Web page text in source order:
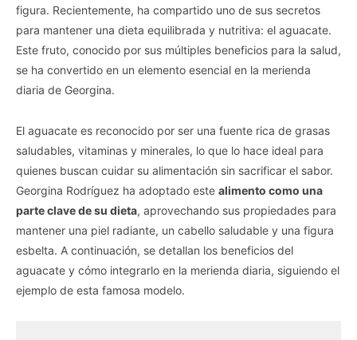
figura. Recientemente, ha compartido uno de sus secretos
para mantener una dieta equilibrada y nutritiva: el aguacate.
Este fruto, conocido por sus múltiples beneficios para la salud,
se ha convertido en un elemento esencial en la merienda
diaria de Georgina.
El aguacate es reconocido por ser una fuente rica de grasas
saludables, vitaminas y minerales, lo que lo hace ideal para
quienes buscan cuidar su alimentación sin sacrificar el sabor.
Georgina Rodríguez ha adoptado este alimento como una
parte clave de su dieta, aprovechando sus propiedades para
mantener una piel radiante, un cabello saludable y una figura
esbelta. A continuación, se detallan los beneficios del
aguacate y cómo integrarlo en la merienda diaria, siguiendo el
ejemplo de esta famosa modelo.